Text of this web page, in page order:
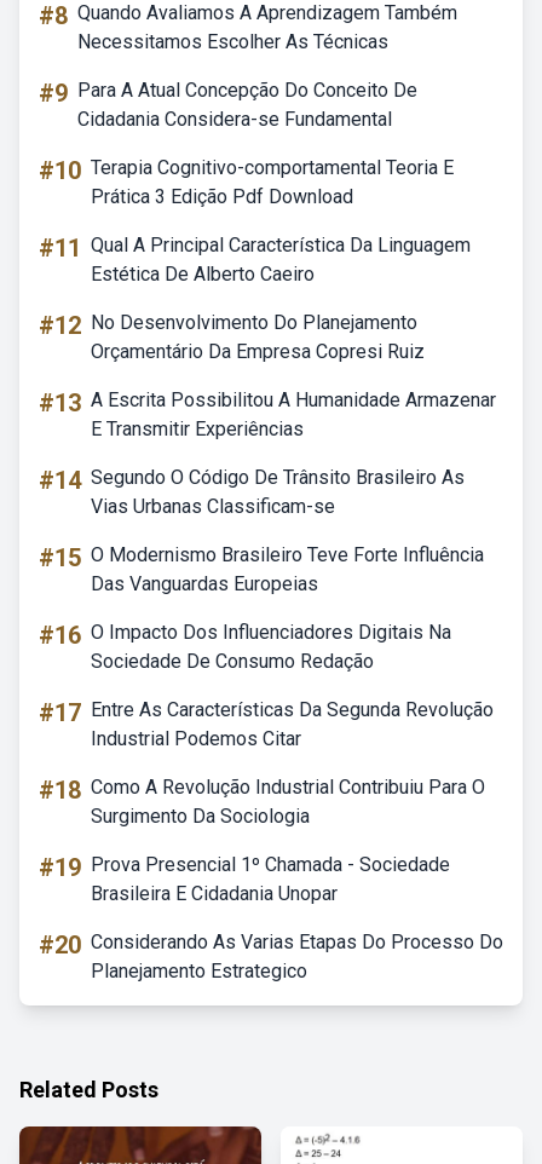
#8 Quando Avaliamos A Aprendizagem Também
Necessitamos Escolher As Técnicas
#9 Para A Atual Concepção Do Conceito De
Cidadania Considera-se Fundamental
#10 Terapia Cognitivo-comportamental Teoria E
Prática 3 Edição Pdf Download
#11 Qual A Principal Característica Da Linguagem
Estética De Alberto Caeiro
#12 No Desenvolvimento Do Planejamento
Orçamentário Da Empresa Copresi Ruiz
#13 A Escrita Possibilitou A Humanidade Armazenar
E Transmitir Experiências
#14 Segundo O Código De Trânsito Brasileiro As
Vias Urbanas Classificam-se
#15 O Modernismo Brasileiro Teve Forte Influência
Das Vanguardas Europeias
#16 O Impacto Dos Influenciadores Digitais Na
Sociedade De Consumo Redação
#17 Entre As Características Da Segunda Revolução
Industrial Podemos Citar
#18 Como A Revolução Industrial Contribuiu Para O
Surgimento Da Sociologia
#19 Prova Presencial 1º Chamada - Sociedade
Brasileira E Cidadania Unopar
#20 Considerando As Varias Etapas Do Processo Do
Planejamento Estrategico
Related Posts